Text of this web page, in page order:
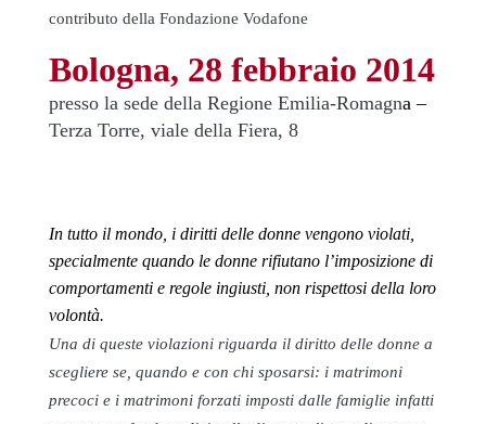
contributo della Fondazione Vodafone
Bologna, 28 febbraio 2014
presso la sede della Regione Emilia-Romagna –
Terza Torre, viale della Fiera, 8
In tutto il mondo, i diritti delle donne vengono violati,
specialmente quando le donne rifiutano l’imposizione di
comportamenti e regole ingiusti, non rispettosi della loro
volontà.
Una di queste violazioni riguarda il diritto delle donne a
scegliere se, quando e con chi sposarsi: i matrimoni
precoci e i matrimoni forzati imposti dalle famiglie infatti